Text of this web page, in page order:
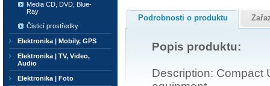
Podrobnosti o produktu
Popis produktu:
Description: Compact
Media CD, DVD, Blue-
Ray
Čisticí prostředky
Elektronika | Mobily, GPS
Elektronika | TV, Video,
Audio
Elektronika | Foto